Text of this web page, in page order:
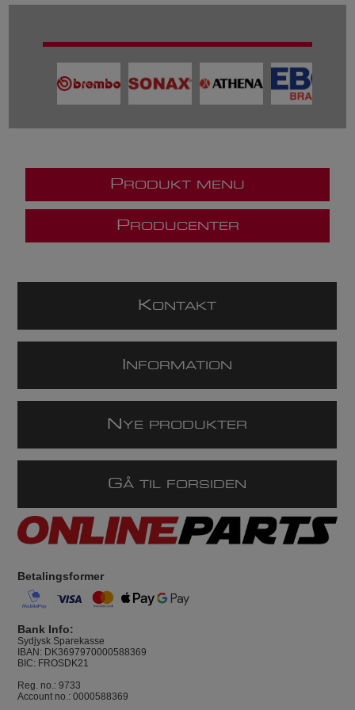
P RODUKT MENU
P RODUCENTER
KONTAKT
NFORMATION
N YE PRODUKTER
GÅ TIL FORSIDEN
Betalingsformer
Bank Info:
Sydjysk Sparekasse
IBAN: DK3697970000588369
BIC: FROSDK21
Reg. no.: 9733
Account no.: 0000588369